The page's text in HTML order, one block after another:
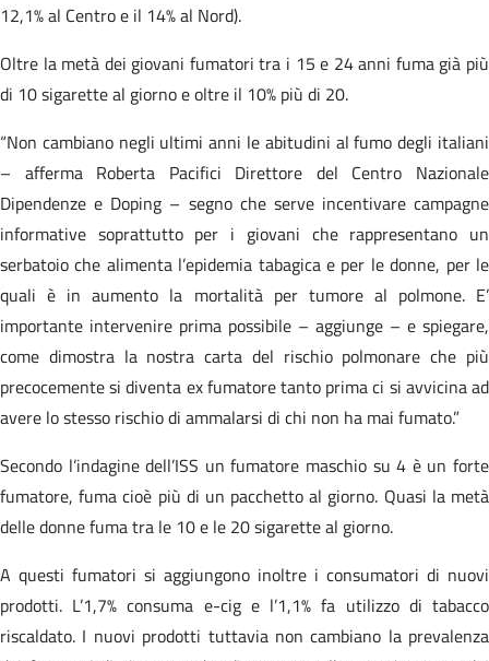
12,1% al Centro e il 14% al Nord).
Oltre la metà dei giovani fumatori tra i 15 e 24 anni fuma già più
di 10 sigarette al giorno e oltre il 10% più di 20.
“Non cambiano negli ultimi anni le abitudini al fumo degli italiani
– afferma Roberta Pacifici Direttore del Centro Nazionale
Dipendenze e Doping – segno che serve incentivare campagne
informative soprattutto per i giovani che rappresentano un
serbatoio che alimenta l’epidemia tabagica e per le donne, per le
quali è in aumento la mortalità per tumore al polmone. E’
importante intervenire prima possibile – aggiunge – e spiegare,
come dimostra la nostra carta del rischio polmonare che più
precocemente si diventa ex fumatore tanto prima ci si avvicina ad
avere lo stesso rischio di ammalarsi di chi non ha mai fumato.”
Secondo l’indagine dell’ISS un fumatore maschio su 4 è un forte
fumatore, fuma cioè più di un pacchetto al giorno. Quasi la metà
delle donne fuma tra le 10 e le 20 sigarette al giorno.
A questi fumatori si aggiungono inoltre i consumatori di nuovi
prodotti. L’1,7% consuma e-cig e l’1,1% fa utilizzo di tabacco
riscaldato. I nuovi prodotti tuttavia non cambiano la prevalenza